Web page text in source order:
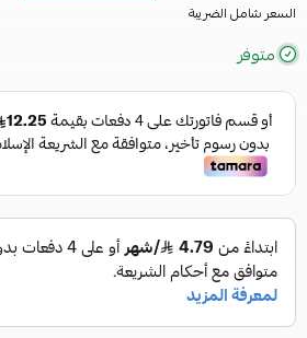
السعر شامل الضريبة
متوفر